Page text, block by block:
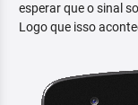
esperar que o sinal
Logo que isso